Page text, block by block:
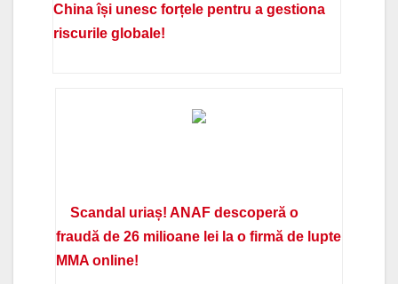
China își unesc forțele pentru a gestiona
riscurile globale!
Scandal uriaș! ANAF descoperă o
fraudă de 26 milioane lei la o firmă de lupte
MMA online!